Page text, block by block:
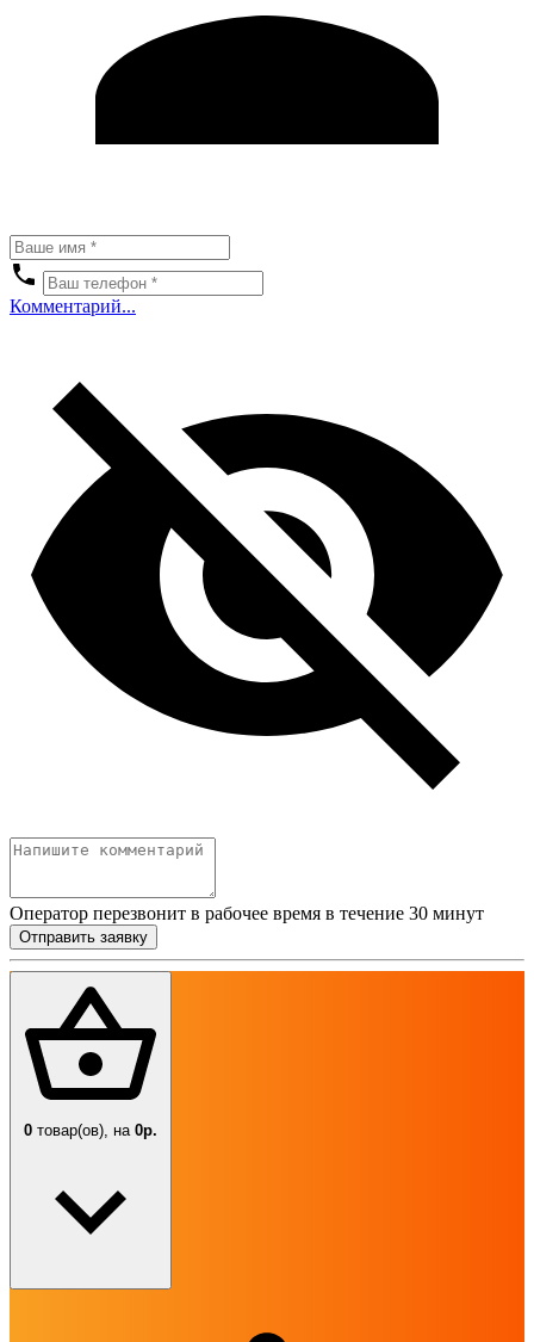
Комментарий...
Оператор перезвонит в рабочее время в течение 30 минут
Отправить заявку
0 товар(ов), на 0р.